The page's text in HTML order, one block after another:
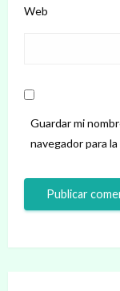
Web
Guardar mi
navegador para